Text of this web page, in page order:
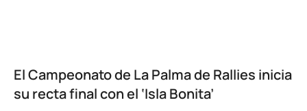
El Campeonato de La Palma de Rallies inicia
su recta final con el ‘Isla Bonita’